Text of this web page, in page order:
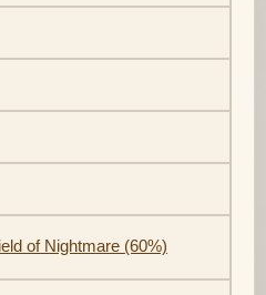
of Nightmare (60%)